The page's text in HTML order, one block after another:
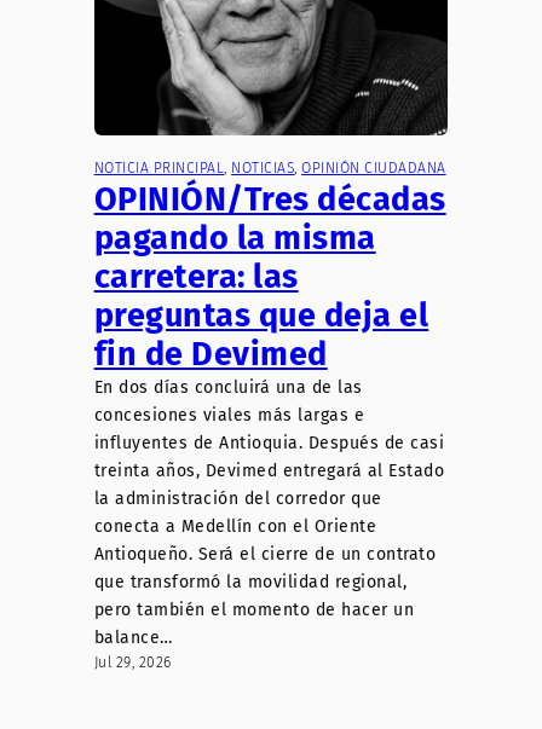
NOTICIA PRINCIPAL NOTICIAS , OPINIÓN CIUDADANA
OPINIÓN/Tres décadas
pagando la misma
carretera: las
preguntas que deja el
fin de Devimed
En dos días concluirá una de las
concesiones viales más largas e
influyentes de Antioquia. Después de casi
treinta años, Devimed entregará al Estado
la administración del corredor que
conecta a Medellín con el Oriente
Antioqueño. Será el cierre de un contrato
que transformó la movilidad regional,
pero también el momento de hacer un
balance…
Jul 29, 2026